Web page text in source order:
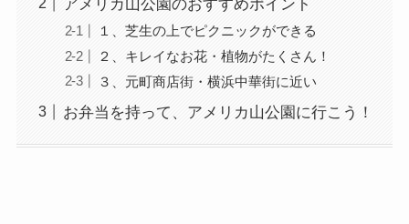
アメリカ山公園のおすすめポイント
１、芝生の上でピクニックができる
２、キレイなお花・植物がたくさん！
３、元町商店街・横浜中華街に近い
お弁当を持って、アメリカ山公園に行こう！